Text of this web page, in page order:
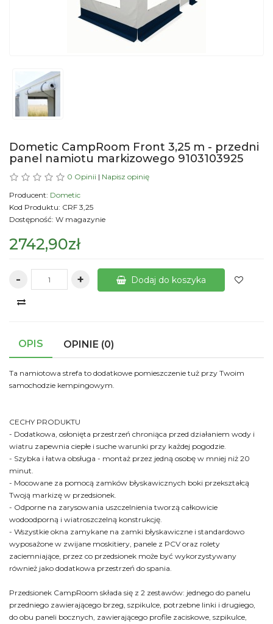
Dometic CampRoom Front 3,25 m - przedni
panel namiotu markizowego 9103103925
0 Opinii | Napisz opinię
Producent: Dometic
Kod Produktu: CRF 3,25
Dostępność: W magazynie
2742,90zł
- + Dodaj do koszyka
OPIS OPINIE (0)
Ta namiotowa strefa to dodatkowe pomieszczenie tuż przy Twoim
samochodzie kempingowym.
CECHY PRODUKTU
- Dodatkowa, osłonięta przestrzeń chroniąca przed działaniem wody i
wiatru zapewnia ciepłe i suche warunki przy każdej pogodzie.
- Szybka i łatwa obsługa - montaż przez jedną osobę w mniej niż 20
minut.
- Mocowane za pomocą zamków błyskawicznych boki przekształcą
Twoją markizę w przedsionek.
- Odporne na zarysowania uszczelnienia tworzą całkowicie
wodoodporną i wiatroszczelną konstrukcję.
- Wszystkie okna zamykane na zamki błyskawiczne i standardowo
wyposażone w zwijane moskitiery, panele z PCV oraz rolety
zaciemniające, przez co przedsionek może być wykorzystywany
również jako dodatkowa przestrzeń do spania.
Przedsionek CampRoom składa się z 2 zestawów: jednego do panelu
przedniego zawierającego brzeg, szpikulce, potrzebne linki i drugiego,
do obu paneli bocznych, zawierającego profile zaciskowe, szpikulce,